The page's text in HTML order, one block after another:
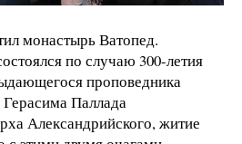
монастырь Ватопед.
по случаю 300-летия
проповедника
Герасима Паллада
Александрийского, житие